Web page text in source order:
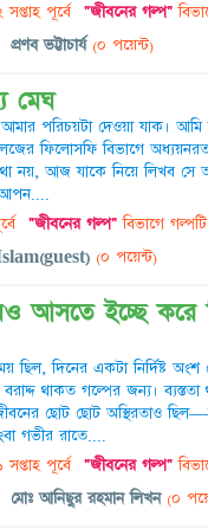
পূর্বে "জীবনের গল্প"
প্রণব ভট্টাচার্য (০ পয়েন্ট)
মেঘ
পরিচয়টা দেওয়া যাক। আমি
ফিলোসফি বিভাগে
নয়, আজ যাকে নিয়ে লিখব
"জীবনের গল্প"বিভাগে
(০ পয়েন্ট)
আসতে ইচ্ছে করে
ছিল, দিনের একটা নির্দিষ্ট অংশ
বরাদ্দ থাকত গল্পের জন্য।
ছোট ছোট অস্থিরতাও
গভীর রাতে....
পূর্বে "জীবনের গল্প"
মোঃ আনিছুর রহমান লিখন(০